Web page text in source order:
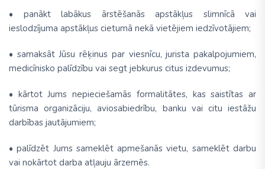
• panākt labākus ārstēšanās apstākļus slimnīcā vai
ieslodzījuma apstākļus cietumā nekā vietējiem iedzīvotājiem;
• samaksāt Jūsu rēķinus par viesnīcu, jurista pakalpojumiem,
medicīnisko palīdzību vai segt jebkurus citus izdevumus;
• kārtot Jums nepieciešamās formalitātes, kas saistītas ar
tūrisma organizāciju, aviosabiedrību, banku vai citu iestāžu
darbības jautājumiem;
• palīdzēt Jums sameklēt apmešanās vietu, sameklēt darbu
vai nokārtot darba atļauju ārzemēs.